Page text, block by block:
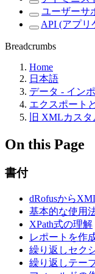
ユーザーサ
API (アプリ
Breadcrumbs
Home
日本語
データ - イン
エクスポート
旧 XMLカス
On this Page
書付
dRofusから
基本的な使用
XPath式の理解
レポートを作
繰り返しセク
繰り返しテー